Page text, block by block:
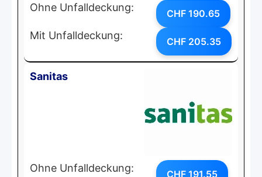
Ohne Unfalldeckung: CHF 190.65
Mit Unfalldeckung: CHF 205.35
Sanitas
Ohne Unfalldeckung: CHF 191.55